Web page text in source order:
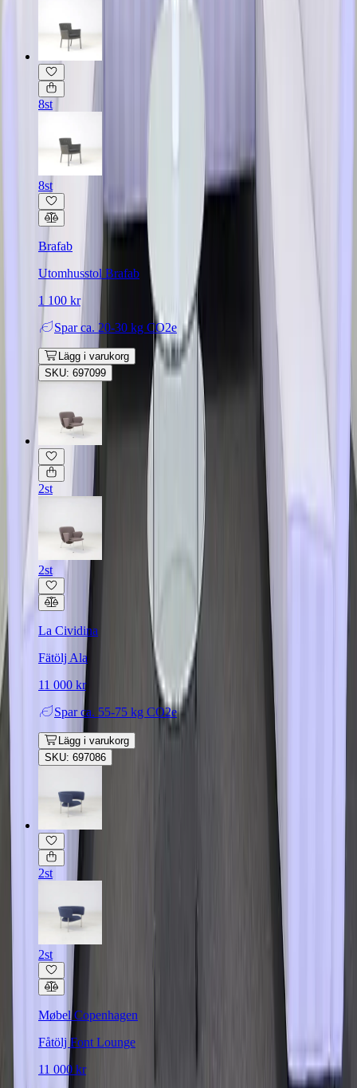
8st
8st
Brafab
Utomhusstol Brafab
1 100 kr
Spar ca. 20-30 kg CO2e
Lägg i varukorg
SKU: 697099
2st
2st
La Cividina
Fätölj Ala
11 000 kr
Spar ca. 55-75 kg CO2e
Lägg i varukorg
SKU: 697086
2st
2st
Møbel Copenhagen
Fåtölj Font Lounge
11 000 kr